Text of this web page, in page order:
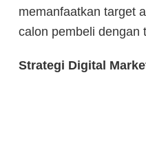
memanfaatkan target
calon pembeli dengan
Strategi Digital